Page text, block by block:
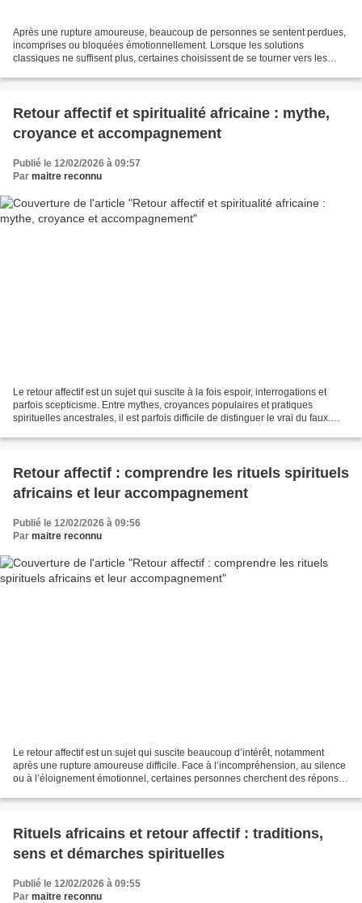
Après une rupture amoureuse, beaucoup de personnes se sentent perdues,
incomprises ou bloquées émotionnellement. Lorsque les solutions
classiques ne suffisent plus, certaines choisissent de se tourner vers les
Retour affectif et spiritualité africaine : mythe,
croyance et accompagnement
Publié le 12/02/2026 à 09:57
Par maitre reconnu
Le retour affectif est un sujet qui suscite à la fois espoir, interrogations et
parfois scepticisme. Entre mythes, croyances populaires et pratiques
spirituelles ancestrales, il est parfois difficile de distinguer le vrai du faux.
Retour affectif : comprendre les rituels spirituels
africains et leur accompagnement
Publié le 12/02/2026 à 09:56
Par maitre reconnu
Le retour affectif est un sujet qui suscite beaucoup d’intérêt, notamment
après une rupture amoureuse difficile. Face à l’incompréhension, au silence
ou à l’éloignement émotionnel, certaines personnes cherchent des réponses
Rituels africains et retour affectif : traditions,
sens et démarches spirituelles
Publié le 12/02/2026 à 09:55
Par maitre reconnu